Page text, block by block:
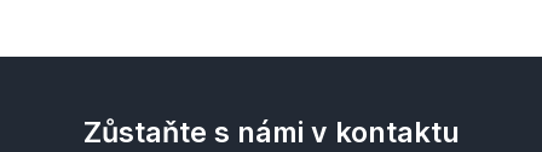
Zůstaňte s námi v kontaktu